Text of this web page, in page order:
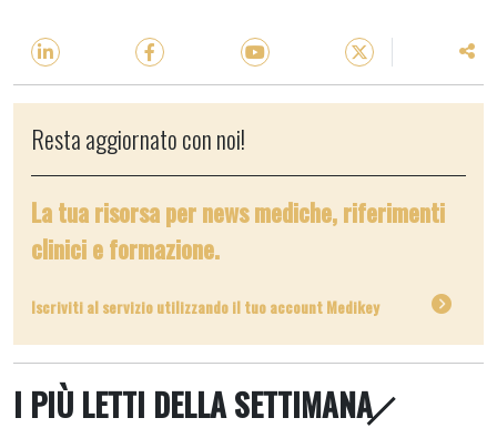
Resta aggiornato con noi!
La tua risorsa per news mediche, riferimenti
clinici e formazione.
Iscriviti al servizio utilizzando il tuo account Medikey
I PIÙ LETTI DELLA SETTIMANA